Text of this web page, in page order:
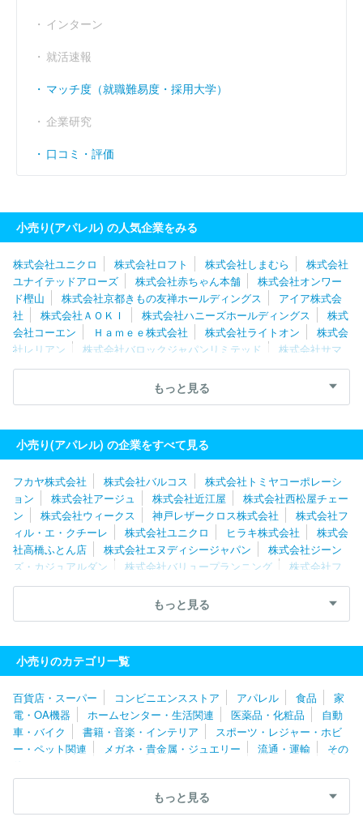
インターン
就活速報
マッチ度（就職難易度・採用大学）
企業研究
口コミ・評価
小売り(アパレル) の人気企業をみる
株式会社ユニクロ 株式会社ロフト 株式会社しまむら
株式会社
ユナイテッドアローズ
株式会社赤ちゃん本舗
株式会社オンワー
ド樫山
株式会社京都きもの友禅ホールディングス
アイア株式会
社
株式会社ＡＯＫＩ 株式会社ハニーズホールディングス
株式
会社コーエン
Ｈａｍｅｅ株式会社 株式会社ライトオン
株式会
社レリアン
株式会社バロックジャパンリミテッド
株式会社サマ
ンサタバサジャパンリミテッド
株式会社スヴェンソン
株式会社
株式会社エービーシー・マート
株式会社
フォクシー
社
株式会社ボッテガ・ヴェネタジャパン
株式会社アミナコレク
シヨン
株式会社ナイスクラップ
もっと見る
小売り(アパレル) の企業をすべて見る
フカヤ株式会社 株式会社バルコス
株式会社トミヤコーポレーシ
ョン
株式会社アージュ 株式会社近江屋
株式会社西松屋チェー
ン
株式会社ウィークス 神戸レザークロス株式会社
株式会社フ
ィル・エ・クチーレ
株式会社ユニクロ ヒラキ株式会社
株式会
社高橋ふとん店
株式会社エヌディシージャパン
株式会社ジーン
ズ・カジュアルダン
株式会社バリュープランニング
株式会社フ
タタ
青山商事株式会社 株式会社チュチュアンナ
株式会社名
株式会社ネオグラフィック 株式会社ひらおか
株式会社オリ
ンピア
株式会社赤ちゃん本舗
株式会社シティーヒル
株式会社ショー
ビ
株式会社フィットハウス
オグループホールディングス
株式会社あかのれん
株式会社サー
ズ
株式会社Ｎ企画 有限会社リストリクト
株式会社しまむら
株式会社ワークマン
株式会社ハニーズホールディングス
株式会
社ライトオン
株式会社アイランド 株式会社二葉屋
株式会社マ
ユザワヤ商事株式会社 株式会社フォクシー
もっと見る
小売りのカテゴリ一覧
百貨店・スーパー コンビニエンスストア アパレル 食品
家
電・OA機器
ホームセンター・生活関連 医薬品・化粧品
自動
車・バイク
書籍・音楽・インテリア
スポーツ・レジャー・ホビ
ー・ペット関連
メガネ・貴金属・ジュエリー 流通・運輸
その
もっと見る